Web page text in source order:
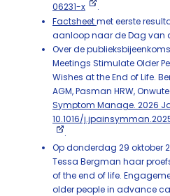
06231-x
.
Factsheetmet eerste
aanloop naar de Dag van
Over de
Meetings Stimulate Older
Wishes at the End of Life.
AGM, Pasman HRW,
Symptom Manage. 2026
10.1016/
.
Op donderdag 29 oktober
Tessa Bergman haar
of the end of life.
older people in advance